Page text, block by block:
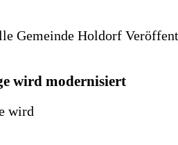
Gemeinde Holdorf
wird modernisiert